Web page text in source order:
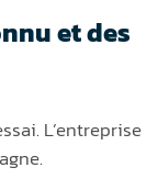
et des
L’entreprise